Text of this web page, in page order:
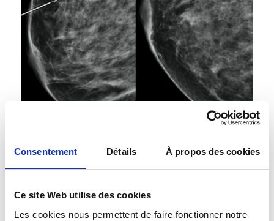
Consentement Détails À propos des cookies
Ce site Web utilise des cookies
Les cookies nous permettent de faire fonctionner notre
Vous êtes ici : Accueil Examens Repérage pré-opératoire
Objectifs et explications :
En cas d’anomalie justifiant d’une opération
chirurgicale, si celle-ci n’est pas palpable